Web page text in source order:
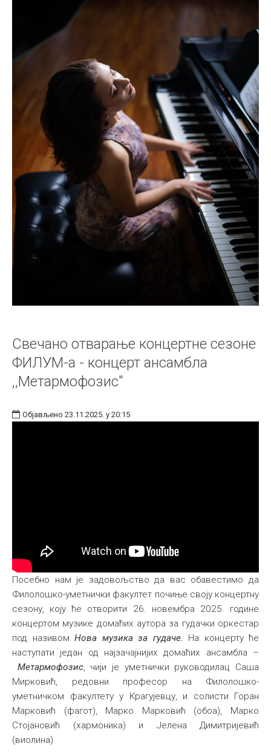
Свечано отварање концертне сезоне
ФИЛУМ-а - концерт ансамбла
,,Метармофозис"
Објављено 23.11.2025. у 20:15
Посебно нам је задовољство да вас обавестимо да
Филолошко-уметнички факултет почиње своју концертну
сезону, коју ће отворити 26. новембра 2025. године
концертом музике домаћих аутора за гудачки оркестар
под називом Нова музика за гудаче. На концерту ће
наступати један од најзачајнијих домаћих ансамбла –
Метармофозис, чији је уметнички руководилац Саша
Мирковић, редовни професор на Филолошко-
уметничком факултету у Крагујевцу, и солисти Горан
Марковић (фагот), Марко Марковић (обоа), Марко
Стојановић (хармоника) и Јелена Димитријевић
(виолина).